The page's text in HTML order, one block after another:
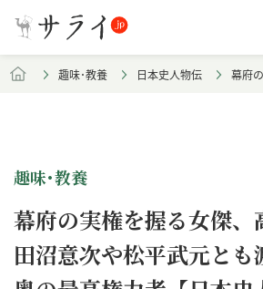
趣味･教養 日本史人物伝 幕府
趣味･教養
幕府の実権を握る女傑、
田沼意次や松平武元と